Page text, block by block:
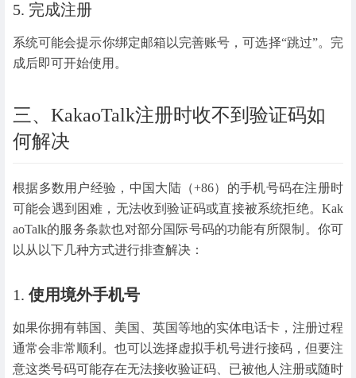
5. 完成注册
系统可能会提示你绑定邮箱以完善账号，可选择“跳过”。完
成后即可开始使用。
三、KakaoTalk注册时收不到验证码如
何解决
根据多数用户经验，中国大陆（+86）的手机号码在注册时
可能会遇到困难，无法收到验证码或直接被系统拒绝。Kak
aoTalk的服务条款也对部分国际号码的功能有所限制。你可
以从以下几种方式进行排查解决：
1. 使用境外手机号
如果你拥有韩国、美国、英国等地的实体电话卡，注册过程
通常会非常顺利。也可以选择虚拟手机号进行接码，但要注
意这类号码可能存在无法接收验证码、已被他人注册或随时